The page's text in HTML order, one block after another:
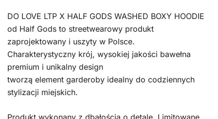
DO LOVE LTP X HALF GODS WASHED BOXY HOODIE
od Half Gods to streetwearowy produkt
zaprojektowany i uszyty w Polsce.
Charakterystyczny krój, wysokiej jakości bawełna
premium i unikalny design
tworzą element garderoby idealny do codziennych
stylizacji miejskich.